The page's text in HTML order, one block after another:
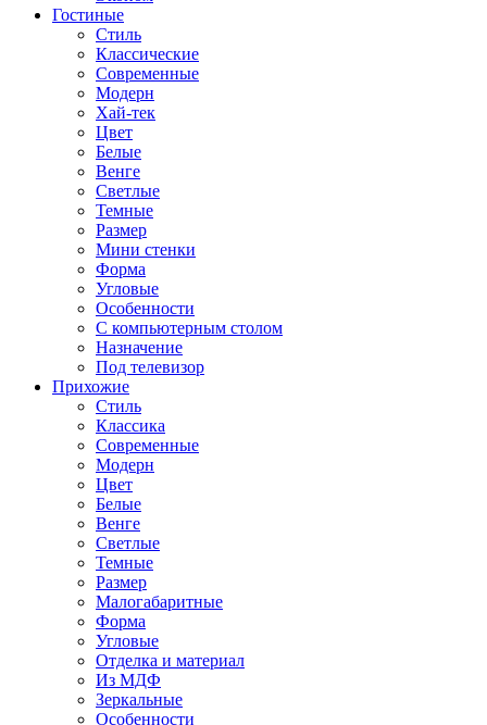
Гостиные
Стиль
Классические
Современные
Модерн
Хай-тек
Цвет
Белые
Венге
Светлые
Темные
Размер
Мини стенки
Форма
Угловые
Особенности
С компьютерным столом
Назначение
Под телевизор
Прихожие
Стиль
Классика
Современные
Модерн
Цвет
Белые
Венге
Светлые
Темные
Размер
Малогабаритные
Форма
Угловые
Отделка и материал
Из МДФ
Зеркальные
Особенности